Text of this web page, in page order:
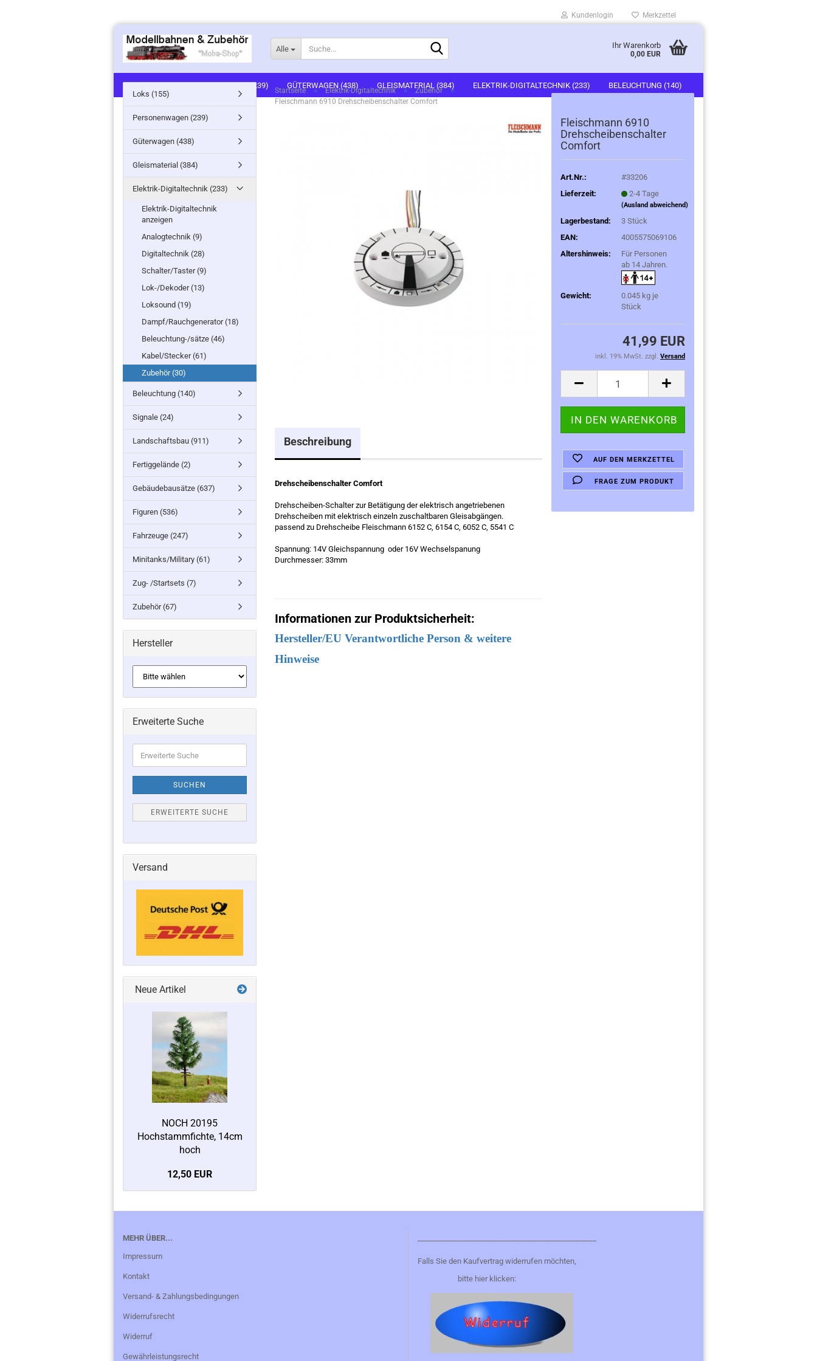
Kundenlogin Merkzettel
Alle Ihr Warenkorb
0,00 EUR
LOKS (155) PERSONENWAGEN (239) GÜTERWAGEN (438) GLEISMATERIAL (384) ELEKTRIK-DIGITALTECHNIK (233) BELEUCHTUNG (140)
Startseite » Elektrik-Digitaltechnik » Zubehör »
Fleischmann 6910 Drehscheibenschalter Comfort
Fleischmann 6910
Drehscheibenschalter
Comfort
Art.Nr.:
#33206
Lieferzeit:
2-4 Tage
(Ausland abweichend)
Lagerbestand: 3Stück
EAN:
4005575069106
Altershinweis:
Für Personen
ab 14 Jahren.
Gewicht: 0.045 kg je
Stück
41,99 EUR
inkl. 19% MwSt. zzgl. Versand
AUF DEN MERKZETTEL
FRAGE ZUM PRODUKT
Beschreibung
Drehscheibenschalter Comfort
Drehscheiben-Schalter zur Betätigung der elektrisch angetriebenen
Drehscheiben mit elektrisch einzeln zuschaltbaren Gleisabgängen.
passend zu Drehscheibe Fleischmann 6152 C, 6154 C, 6052 C, 5541 C
Spannung: 14V Gleichspannung oder 16V Wechselspanung
Durchmesser: 33mm
Informationen zur Produktsicherheit:
Hersteller/EU Verantwortliche Person & weitere
Hinweise
Loks (155)
Personenwagen (239)
Güterwagen (438)
Gleismaterial (384)
Elektrik-Digitaltechnik (233)
Elektrik-Digitaltechnik
anzeigen
Analogtechnik (9)
Digitaltechnik (28)
Schalter/Taster (9)
Lok-/Dekoder (13)
Loksound (19)
Dampf/Rauchgenerator (18)
Beleuchtung-/sätze (46)
Kabel/Stecker (61)
Zubehör (30)
Beleuchtung (140)
Signale (24)
Landschaftsbau (911)
Fertiggelände (2)
Gebäudebausätze (637)
Figuren (536)
Fahrzeuge (247)
Minitanks/Military (61)
Zug- /Startsets (7)
Zubehör (67)
Hersteller
Erweiterte Suche
Suche
SUCHEN
ERWEITERTE SUCHE
Versand
Neue Artikel
NOCH 20195
Hochstammfichte, 14cm
hoch
12,50 EUR
MEHR ÜBER...
Impressum
Kontakt
Versand- & Zahlungsbedingungen
Widerrufsrecht
Widerruf
Gewährleistungsrecht
Falls Sie den Kaufvertrag widerrufen möchten,
bitte hier klicken: